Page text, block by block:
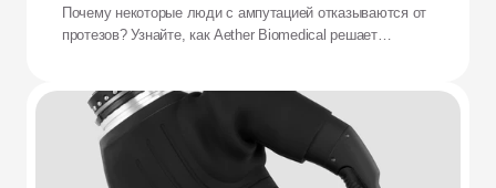
отказываются от
Aether
Почему некоторые люди с ампутацией отказываются от
протезов? Узнайте, как Aether Biomedical решает